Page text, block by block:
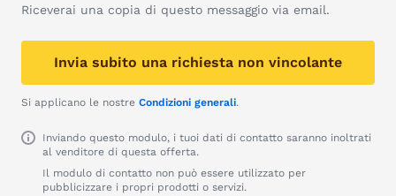
Riceverai una copia di questo messaggio via email.
Invia subito una richiesta non vincolante
Si applicano le nostre Condizioni generali.
Inviando questo modulo, i tuoi dati di contatto saranno inoltrati
al venditore di questa offerta.
Il modulo di contatto non può essere utilizzato per
pubblicizzare i propri prodotti o servizi.